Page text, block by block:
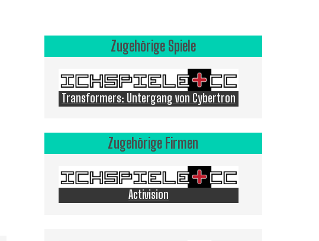
Zugehörige Spiele
Transformers: Untergang von Cybertron
Zugehörige Firmen
Activision